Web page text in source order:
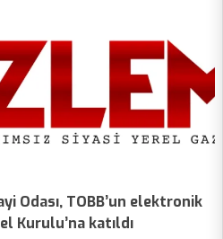
Odası, TOBB’un elektronik
Kurulu’na katıldı